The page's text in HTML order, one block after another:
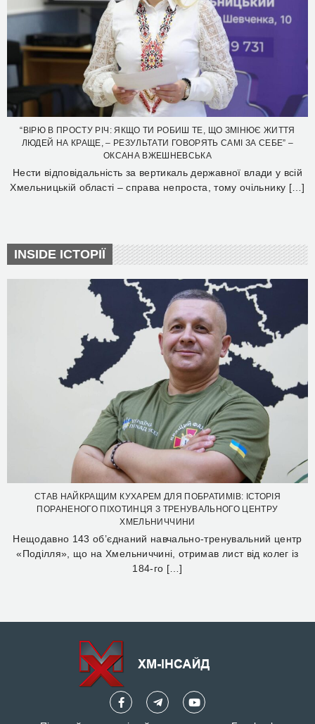
“ВІРЮ В ПРОСТУ РІЧ: ЯКЩО ТИ РОБИШ ТЕ, ЩО ЗМІНЮЄ ЖИТТЯ
ЛЮДЕЙ НА КРАЩЕ, – РЕЗУЛЬТАТИ ГОВОРЯТЬ САМІ ЗА СЕБЕ” –
ОКСАНА ВЖЕШНЕВСЬКА
Нести відповідальність за вертикаль державної влади у всій
Хмельницькій області – справа непроста, тому очільнику […]
INSIDE ІСТОРІЇ
СТАВ НАЙКРАЩИМ КУХАРЕМ ДЛЯ ПОБРАТИМІВ: ІСТОРІЯ
ПОРАНЕНОГО ПІХОТИНЦЯ З ТРЕНУВАЛЬНОГО ЦЕНТРУ
ХМЕЛЬНИЧЧИНИ
Нещодавно 143 об’єднаний навчально-тренувальний центр
«Поділля», що на Хмельниччині, отримав лист від колег із
184-го […]